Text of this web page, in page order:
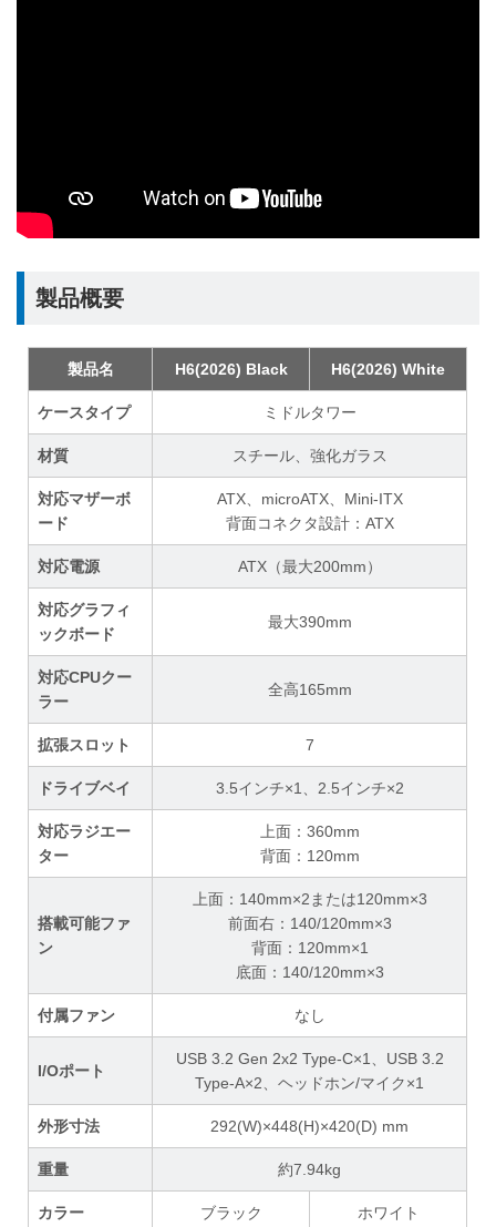
製品概要
製品名 H6(2026) Black H6(2026) White
ケースタイプ ミドルタワー
材質 スチール、強化ガラス
対応マザーボ
ード
ATX、microATX、Mini-ITX
背面コネクタ設計：ATX
対応電源 ATX（最大200mm）
対応グラフィ
ックボード
最大390mm
対応CPUクー
ラー
全高165mm
拡張スロット 7
ドライブベイ 3.5インチ×1、2.5インチ×2
対応ラジエー
ター
上面：360mm
背面：120mm
搭載可能ファ
ン
上面：140mm×2または120mm×3
前面右：140/120mm×3
背面：120mm×1
底面：140/120mm×3
付属ファン なし
I/Oポート
USB 3.2 Gen 2x2 Type-C×1、USB 3.2
Type-A×2、ヘッドホン/マイク×1
外形寸法 292(W)×448(H)×420(D) mm
重量 約7.94kg
カラー ブラック ホワイト